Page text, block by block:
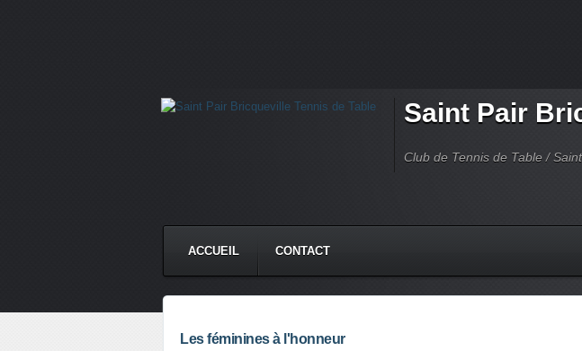
Saint Pair
Club de Tennis de Table /
ACCUEIL CONTACT
Les féminines à l'honneur